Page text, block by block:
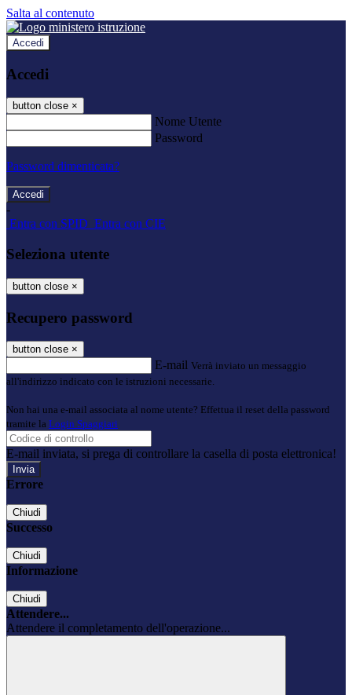
Salta al contenuto
Accedi
Accedi
button close ×
Nome Utente
Password
Password dimenticata?
-
Entra con SPID Entra con CIE
Seleziona utente
button close ×
Recupero password
button close ×
E-mail Verrà inviato un messaggio
all'indirizzo indicato con le istruzioni necessarie.
Non hai una e-mail associata al nome utente? Effettua il reset della password
tramite la Login Spaggiari
E-mail inviata, si prega di controllare la casella di posta elettronica!
Errore
Chiudi
Successo
Chiudi
Informazione
Chiudi
Attendere...
Attendere il completamento dell'operazione...